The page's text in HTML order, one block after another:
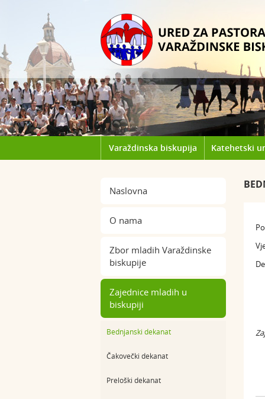
Varaždinska biskupija Katehetski
Naslovna
O nama
Zbor mladih Varaždinske
biskupije
Zajednice mladih u
biskupiji
Bednjanski dekanat
Čakovečki dekanat
Preloški dekanat